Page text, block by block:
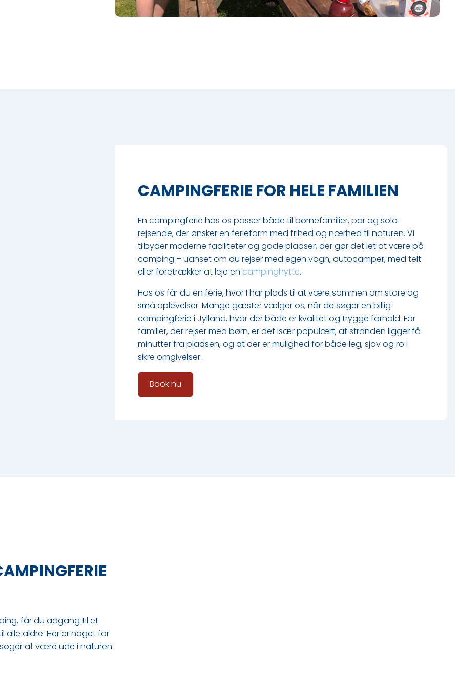
CAMPINGFERIE FOR HELE FAMILIEN
En campingferie hos os passer både til børnefamilier, par og solo-
rejsende, der ønsker en ferieform med frihed og nærhed til naturen. Vi
tilbyder moderne faciliteter og gode pladser, der gør det let at være på
camping – uanset om du rejser med egen vogn, autocamper, med telt
eller foretrækker at leje en campinghytte.
Hos os får du en ferie, hvor I har plads til at være sammen om store og
små oplevelser. Mange gæster vælger os, når de søger en billig
campingferie i Jylland, hvor der både er kvalitet og trygge forhold. For
familier, der rejser med børn, er det især populært, at stranden ligger få
minutter fra pladsen, og at der er mulighed for både leg, sjov og ro i
sikre omgivelser.
Book nu
får du adgang til et
alle aldre. Her er noget for
at være ude i naturen.​